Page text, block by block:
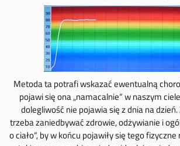
Metoda ta potrafi wskazać ewentualną
pojawi się ona „namacalnie“ w naszym
dolegliwość nie pojawia się z dnia na
trzeba zaniedbywać zdrowie, odżywianie i
o ciało“, by w końcu pojawiły się tego